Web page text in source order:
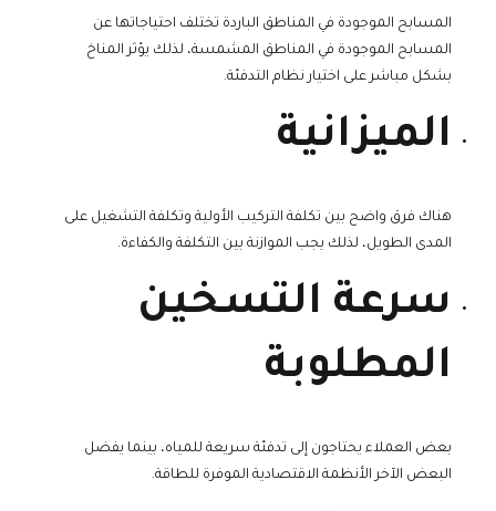
المسابح الموجودة في المناطق الباردة تختلف احتياجاتها عن
المسابح الموجودة في المناطق المشمسة، لذلك يؤثر المناخ
بشكل مباشر على اختيار نظام التدفئة.
الميزانية
هناك فرق واضح بين تكلفة التركيب الأولية وتكلفة التشغيل على
المدى الطويل، لذلك يجب الموازنة بين التكلفة والكفاءة.
سرعة التسخين
المطلوبة
بعض العملاء يحتاجون إلى تدفئة سريعة للمياه، بينما يفضل
البعض الآخر الأنظمة الاقتصادية الموفرة للطاقة.